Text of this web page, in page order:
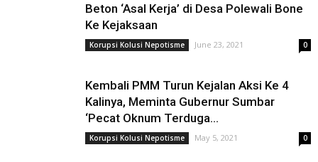
Beton ‘Asal Kerja’ di Desa Polewali Bone
Ke Kejaksaan
Korupsi Kolusi Nepotisme June 23, 2021 0
Kembali PMM Turun Kejalan Aksi Ke 4
Kalinya, Meminta Gubernur Sumbar
‘Pecat Oknum Terduga...
Korupsi Kolusi Nepotisme May 5, 2021 0